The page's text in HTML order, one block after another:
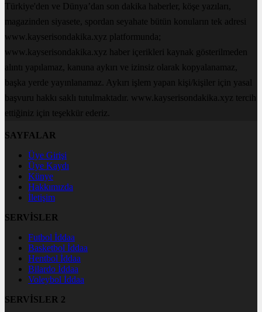
Türkiye'den ve Dünya’dan son dakika haberler, köşe yazıları,
magazinden siyasete, spordan seyahate bütün konuların tek adresi
www.kayserisondakika.xyz platformunda;
www.kayserisondakika.xyz haber içerikleri kaynak gösterilmeden
alıntı yapılamaz, kanuna aykırı ve izinsiz olarak kopyalanamaz,
başka yerde yayınlanamaz. Aykırı işlem yapan kişi/kişiler için yasal
başvuru hakkı saklı tutulmaktadır. www.kayserisondakika.xyz tercih
ettiğiniz için teşekkür ederiz.
SAYFALAR
Üye Girişi
Üye Kaydı
Künye
Hakkımızda
İletişim
SERVİSLER
Futbol İddaa
Basketbol İddaa
Hentbol İddaa
Bilardo İddaa
Voleybol İddaa
SERVİSLER 2